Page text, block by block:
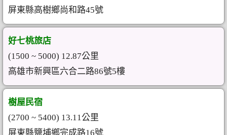
屏東縣高樹鄉尚和路45號
好七桃旅店
(1500 ~ 5000) 12.87公里
高雄市新興區六合二路86號5樓
樹屋民宿
(2700 ~ 5400) 13.11公里
屏東縣鹽埔鄉完成路16號